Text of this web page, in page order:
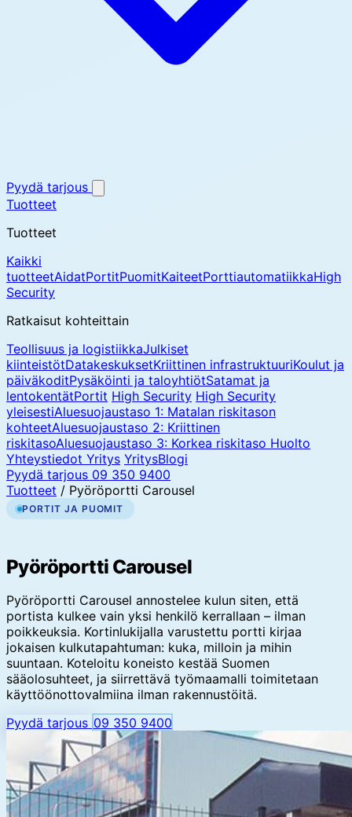
Pyydä tarjous
Tuotteet
Tuotteet
Kaikki
tuotteetAidatPortitPuomitKaiteetPorttiautomatiikkaHigh
Security
Ratkaisut kohteittain
Teollisuus ja logistiikkaJulkiset
kiinteistötDatakeskuksetKriittinen infrastruktuuriKoulut ja
päiväkoditPysäköinti ja taloyhtiötSatamat ja
lentokentätPortit High Security High Security
yleisestiAluesuojaustaso 1: Matalan riskitason
kohteetAluesuojaustaso 2: Kriittinen
riskitasoAluesuojaustaso 3: Korkea riskitaso Huolto
Yhteystiedot Yritys YritysBlogi
Pyydä tarjous 09 350 9400
Tuotteet / Pyöröportti Carousel
PORTIT JA PUOMIT
Pyöröportti Carousel
Pyöröportti Carousel annostelee kulun siten, että
portista kulkee vain yksi henkilö kerrallaan – ilman
poikkeuksia. Kortinlukijalla varustettu portti kirjaa
jokaisen kulkutapahtuman: kuka, milloin ja mihin
suuntaan. Koteloitu koneisto kestää Suomen
sääolosuhteet, ja siirrettävä työmaamalli toimitetaan
käyttöönottovalmiina ilman rakennustöitä.
Pyydä tarjous 09 350 9400